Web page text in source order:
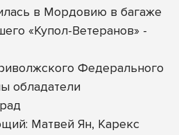
в Мордовию в багаже
«Купол-Ветеранов» -
Федерального
обладатели
Матвей Ян, Карекс